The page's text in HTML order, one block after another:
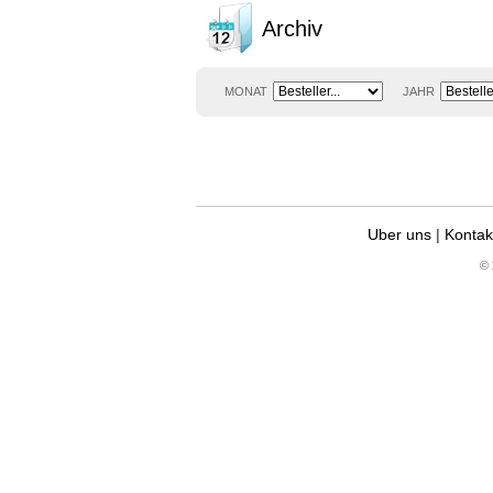
Archiv
MONAT JAHR
Uber uns|
©